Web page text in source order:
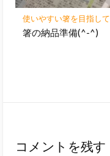
使いやすい箸を目指して
箸の納品準備(^-^)
コメントを残す